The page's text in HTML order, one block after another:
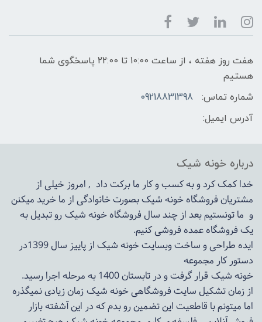
هفت روز هفته ، از ساعت 10:00 تا 22:00 پاسخگوی شما
هستیم
شماره تماس:
09218831398
آدرس ایمیل:
درباره خونه شیک
خدا کمک کرد و به کسب و کار ما برکت داد , امروز خیلی از
مشتریان فروشگاه خونه شیک بصورت خانوادگی از ما خرید میکنن
و ما تونستیم بعد از چند سال فروشگاهخونه شیکرو تبدیل به
یک فروشگاه عمده فروشی کنیم.
ایده طراحی و ساخت وبسایت خونه شیک از پاییز سال 1399در
دستور کار مجموعه
خونه شیک قرار گرفت و در تابستان 1400 به مرحله اجرا رسید.
از زمان تشکیل سایت فروشگاهیخونه شیکزمان زیادی نمیگذره
اما میتونم با قاطعیت این تضمین رو بدم که در این آشفته بازار